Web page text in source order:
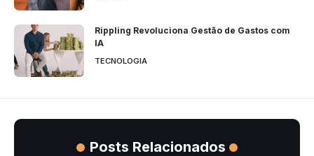
Rippling Revoluciona Gestão de Gastos com
IA
TECNOLOGIA
Posts Relacionados